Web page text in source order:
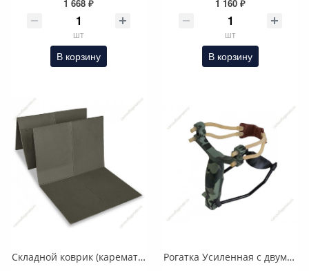
1 668 ₽
шт
В корзину
1 160 ₽
шт
В корзину
Складной коврик (каремат), Германия
Рогатка Усиленная с двумя резинками